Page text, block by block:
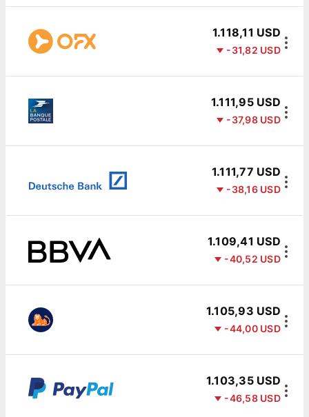
1.118,11 USD
-31,82 USD
1.111,95 USD
-37,98 USD
1.111,77 USD
-38,16 USD
1.109,41 USD
-40,52 USD
1.105,93 USD
-44,00 USD
1.103,35 USD
-46,58 USD